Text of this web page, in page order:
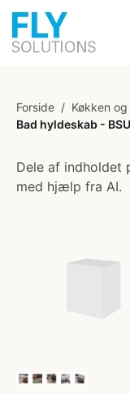
Forside / Køkken
Bad hyldeskab -
Dele af indholdet
med hjælp fra AI.